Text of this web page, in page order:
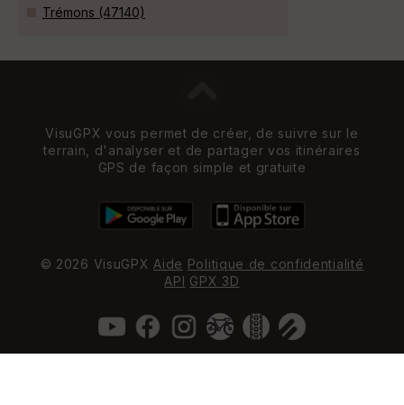
Trémons (47140)
VisuGPX vous permet de créer, de suivre sur le
terrain, d'analyser et de partager vos itinéraires
GPS de façon simple et gratuite
© 2026 VisuGPX Aide Politique de confidentialité
API GPX 3D